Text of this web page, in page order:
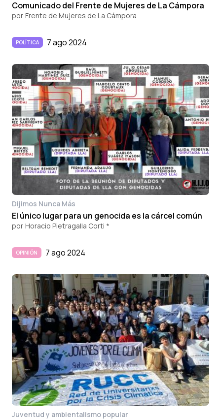
Comunicado del Frente de Mujeres de La Cámpora
por Frente de Mujeres de La Cámpora
POLÍTICA 7 ago 2024
Dijimos Nunca Más
El único lugar para un genocida es la cárcel común
por Horacio Pietragalla Corti *
OPINIÓN 7 ago 2024
Juventud y ambientalismo popular